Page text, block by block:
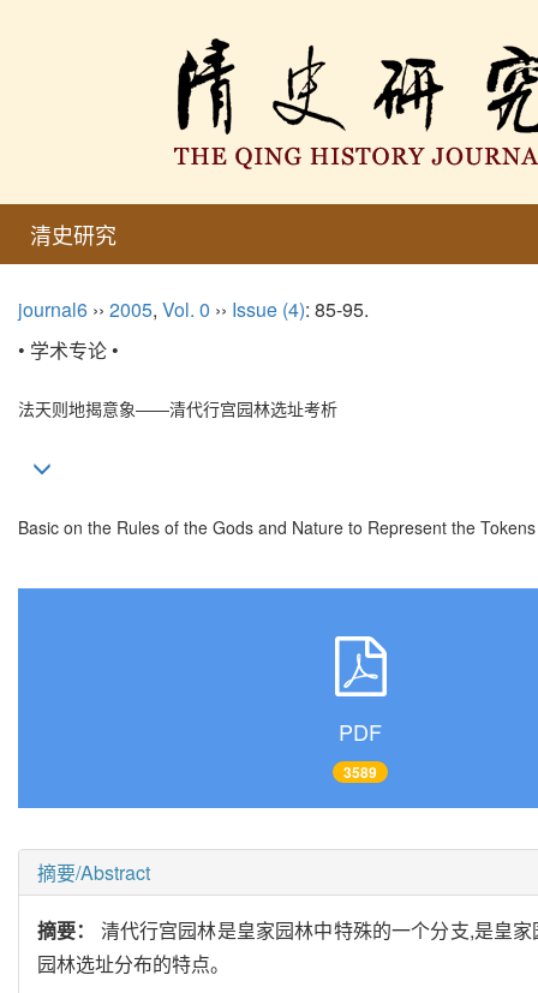
清史研究
journal6 ›› 2005, Vol. 0 ›› Issue (4): 85-95.
• 学术专论 •
法天则地揭意象——清代行宫园林选址考析
Basic on the Rules of the Gods and Nature to Represent the Tokens
PDF
3589
摘要/Abstract
摘要： 清代行宫园林是皇家园林中特殊的一个分支,是皇
园林选址分布的特点。